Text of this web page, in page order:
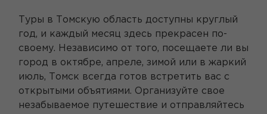
Туры в Томскую область доступны круглый
год, и каждый месяц здесь прекрасен по-
своему. Независимо от того, посещаете ли вы
город в октябре, апреле, зимой или в жаркий
июль, Томск всегда готов встретить вас с
открытыми объятиями. Организуйте свое
незабываемое путешествие и отправляйтесь